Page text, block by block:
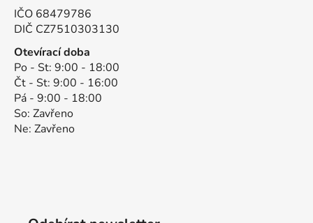
IČO 68479786
DIČ CZ7510303130
Otevírací doba
Po - St: 9:00 - 18:00
Čt - St: 9:00 - 16:00
Pá - 9:00 - 18:00
So: Zavřeno
Ne: Zavřeno